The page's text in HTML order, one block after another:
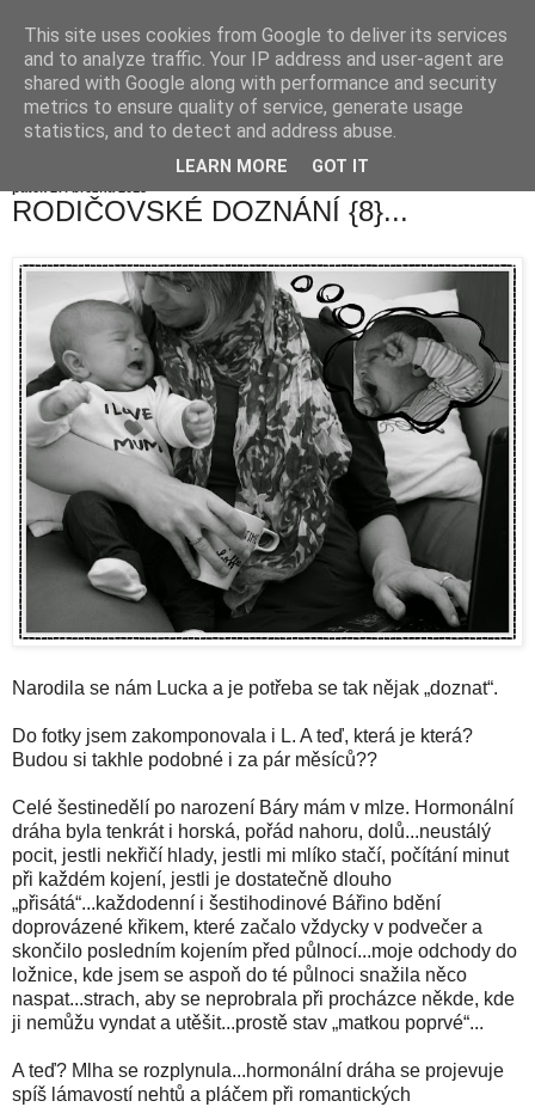
RODIČOVSKÉ DOZNÁNÍ {8}...
Narodila se nám Lucka a je potřeba se tak nějak „doznat“.
Do fotky jsem zakomponovala i L. A teď, která je která?
Budou si takhle podobné i za pár měsíců??
Celé šestinedělí po narození Báry mám v mlze. Hormonální
dráha byla tenkrát i horská, pořád nahoru, dolů...neustálý
pocit, jestli nekřičí hlady, jestli mi mlíko stačí, počítání minut
při každém kojení, jestli je dostatečně dlouho
„přisátá“...každodenní i šestihodinové Bářino bdění
doprovázené křikem, které začalo vždycky v podvečer a
skončilo posledním kojením před půlnocí...moje odchody do
ložnice, kde jsem se aspoň do té půlnoci snažila něco
naspat...strach, aby se neprobrala při procházce někde, kde
ji nemůžu vyndat a utěšit...prostě stav „matkou poprvé“...
A teď? Mlha se rozplynula...hormonální dráha se projevuje
spíš lámavostí nehtů a pláčem při romantických
This site uses cookies from Google to deliver its services
and to analyze traffic. Your IP address and user-agent are
shared with Google along with performance and security
metrics to ensure quality of service, generate usage
statistics, and to detect and address abuse.
LEARN MORE GOT IT